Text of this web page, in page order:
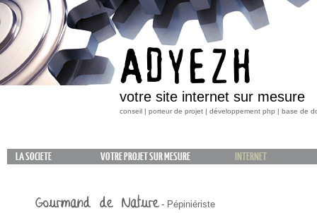
ADYEZH
votre site internet sur mesure
conseil | porteur de projet | développement php | base de
LA SOCIETE VOTRE PROJET SUR MESURE INTERNET
Gourmand de Nature- Pépiniériste